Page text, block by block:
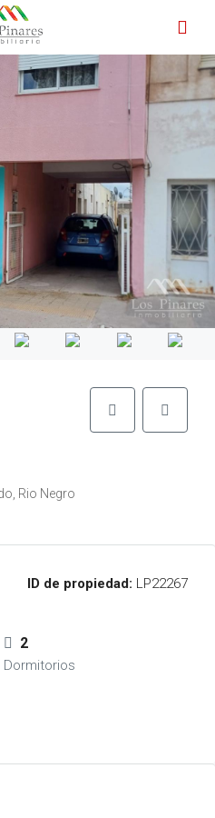
Rio Negro
ID de propiedad: LP22267
2
Dormitorios